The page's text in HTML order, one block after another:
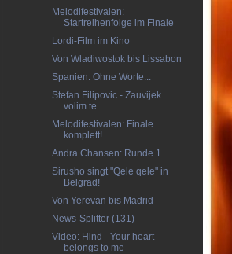
Melodifestivalen:
Startreihenfolge im Finale
Lordi-Film im Kino
Von Wladiwostok bis Lissabon
Spanien: Ohne Worte...
Stefan Filipovic - Zauvijek
volim te
Melodifestivalen: Finale
komplett!
Andra Chansen: Runde 1
Sirusho singt "Qele qele" in
Belgrad!
Von Yerevan bis Madrid
News-Splitter (131)
Video: Hind - Your heart
belongs to me